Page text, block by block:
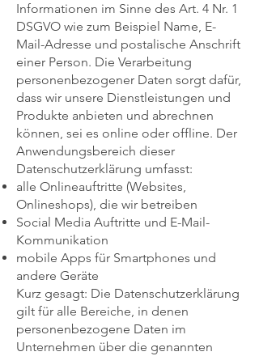
Informationen im Sinne des Art. 4 Nr. 1
DSGVO wie zum Beispiel Name, E-
Mail-Adresse und postalische Anschrift
einer Person. Die Verarbeitung
personenbezogener Daten sorgt dafür,
dass wir unsere Dienstleistungen und
Produkte anbieten und abrechnen
können, sei es online oder offline. Der
Anwendungsbereich dieser
Datenschutzerklärung umfasst:
alle Onlineauftritte (Websites,
Onlineshops), die wir betreiben
Social Media Auftritte und E-Mail-
Kommunikation
mobile Apps für Smartphones und
andere Geräte
Kurz gesagt: Die Datenschutzerklärung
gilt für alle Bereiche, in denen
personenbezogene Daten im
Unternehmen über die genannten